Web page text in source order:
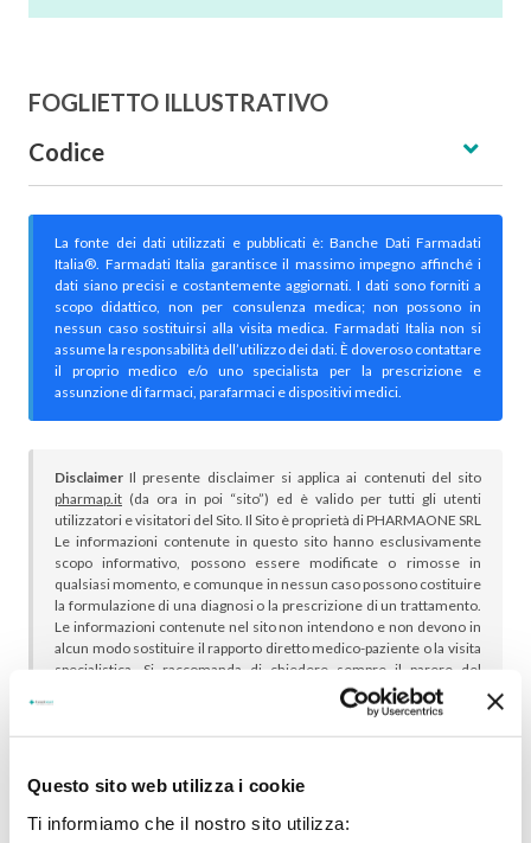
Questo sito web utilizza i cookie
Ti informiamo che il nostro sito utilizza:
FOGLIETTO ILLUSTRATIVO
Codice
La fonte dei dati utilizzati e pubblicati è: Banche Dati Farmadati
Italia®. Farmadati Italia garantisce il massimo impegno affinché i
dati siano precisi e costantemente aggiornati. I dati sono forniti a
scopo didattico, non per consulenza medica; non possono in
nessun caso sostituirsi alla visita medica. Farmadati Italia non si
assume la responsabilità dell’utilizzo dei dati. È doveroso contattare
il proprio medico e/o uno specialista per la prescrizione e
assunzione di farmaci, parafarmaci e dispositivi medici.
Disclaimer Il presente disclaimer si applica ai contenuti del sito
pharmap.it (da ora in poi “sito”) ed è valido per tutti gli utenti
utilizzatori e visitatori del Sito. Il Sito è proprietà di PHARMAONE SRL
Le informazioni contenute in questo sito hanno esclusivamente
scopo informativo, possono essere modificate o rimosse in
qualsiasi momento, e comunque in nessun caso possono costituire
la formulazione di una diagnosi o la prescrizione di un trattamento.
Le informazioni contenute nel sito non intendono e non devono in
alcun modo sostituire il rapporto diretto medico-paziente o la visita
specialistica. Si raccomanda di chiedere sempre il parere del
proprio medico curante e/o di specialisti riguardo qualsiasi
indicazione riportata. Se si hanno dubbi o quesiti sull’uso di un
medicinale è necessario consultare il proprio medico.